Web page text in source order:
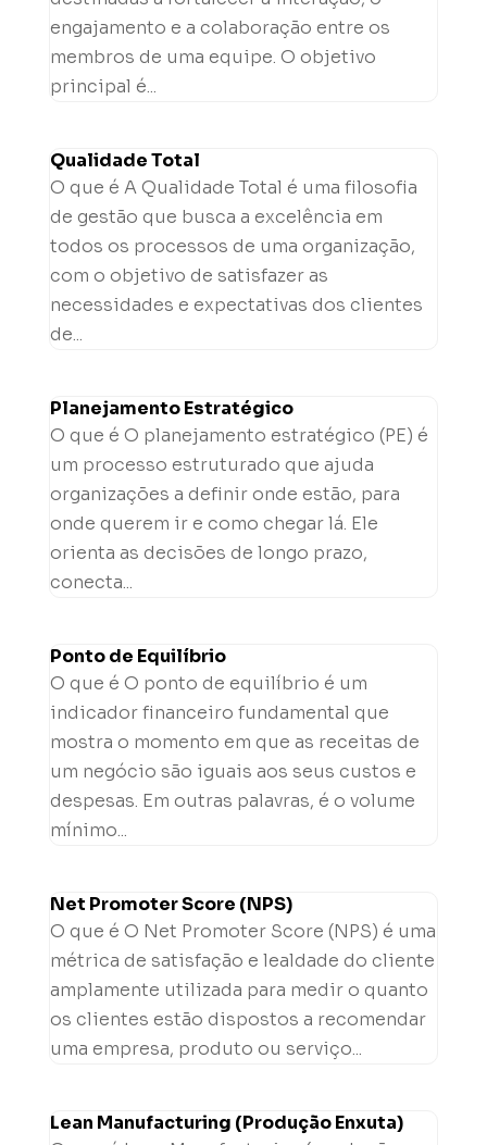
engajamento e a colaboração entre os
membros de uma equipe. O objetivo
principal é...
Qualidade Total
O que é A Qualidade Total é uma filosofia
de gestão que busca a excelência em
todos os processos de uma organização,
com o objetivo de satisfazer as
necessidades e expectativas dos clientes
de...
Planejamento Estratégico
O que é O planejamento estratégico (PE) é
um processo estruturado que ajuda
organizações a definir onde estão, para
onde querem ir e como chegar lá. Ele
orienta as decisões de longo prazo,
conecta...
Ponto de Equilíbrio
O que é O ponto de equilíbrio é um
indicador financeiro fundamental que
mostra o momento em que as receitas de
um negócio são iguais aos seus custos e
despesas. Em outras palavras, é o volume
mínimo...
Net Promoter Score (NPS)
O que é O Net Promoter Score (NPS) é uma
métrica de satisfação e lealdade do cliente
amplamente utilizada para medir o quanto
os clientes estão dispostos a recomendar
uma empresa, produto ou serviço...
Lean Manufacturing (Produção Enxuta)